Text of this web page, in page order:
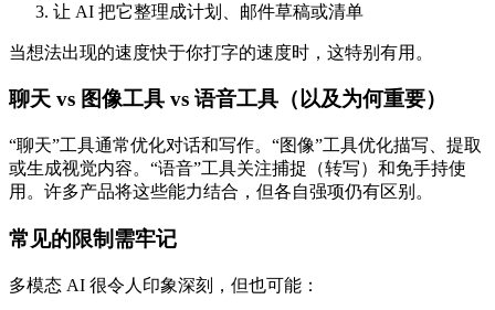
让 AI 把它整理成计划、邮件草稿或清单
当想法出现的速度快于你打字的速度时，这特别有用。
聊天 vs 图像工具 vs 语音工具（以及为何重要）
“聊天”工具通常优化对话和写作。“图像”工具优化描写、提取
或生成视觉内容。“语音”工具关注捕捉（转写）和免手持使
用。许多产品将这些能力结合，但各自强项仍有区别。
常见的限制需牢记
多模态 AI 很令人印象深刻，但也可能：